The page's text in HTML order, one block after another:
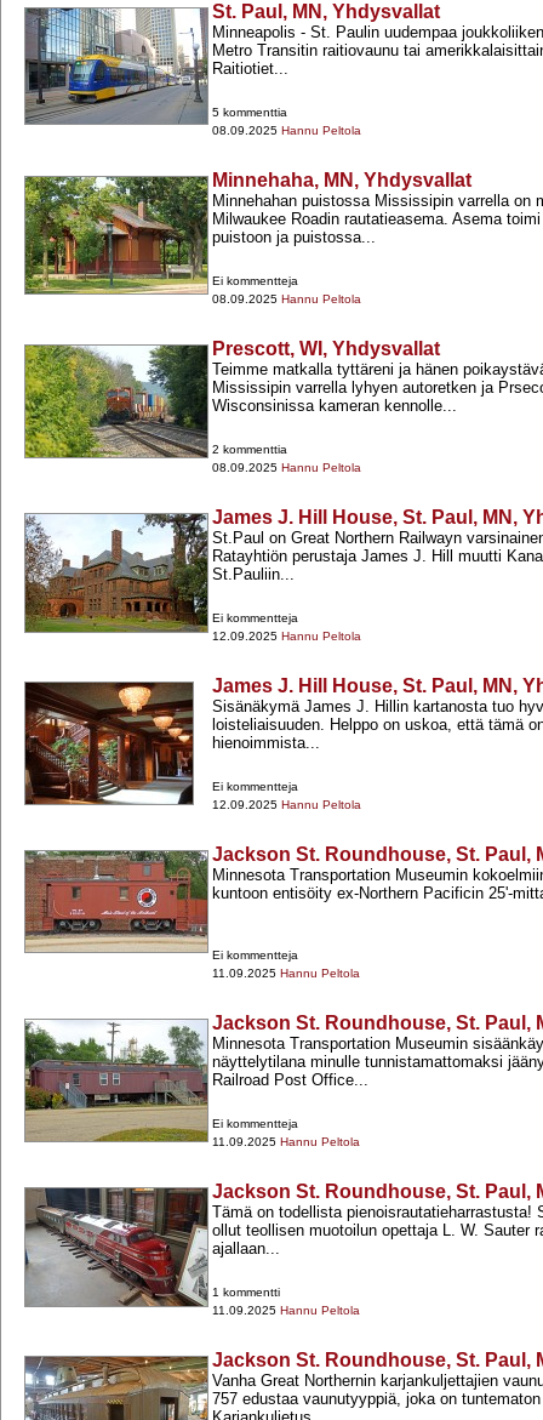
St. Paul, MN, Yhdysvallat
Minneapolis -​ St. Paulin uudempaa
Metro Transitin raitiovaunu tai
Raitiotiet...
5 kommenttia
08.09.2025 Hannu Peltola
Minnehaha, MN, Yhdysvallat
Minnehahan puistossa Mississipin varrella on
Milwaukee Roadin rautatieasema. Asema
puistoon ja puistossa...
Ei kommentteja
08.09.2025 Hannu Peltola
Prescott, WI, Yhdysvallat
Teimme matkalla tyttäreni ja hänen
Mississipin varrella lyhyen autoretken ja
Wisconsinissa kameran kennolle...
2 kommenttia
08.09.2025 Hannu Peltola
James J. Hill House, St. Paul, MN,
St.Paul on Great Northern Railwayn
Ratayhtiön perustaja James J. Hill muutti
St.Pauliin...
Ei kommentteja
12.09.2025 Hannu Peltola
James J. Hill House, St. Paul, MN,
Sisänäkymä James J. Hillin kartanosta tuo
loisteliaisuuden. Helppo on uskoa, että tämä
hienoimmista...
Ei kommentteja
12.09.2025 Hannu Peltola
Jackson St. Roundhouse, St. Paul,
Minnesota Transportation Museumin
kuntoon entisöity ex-​Northern Pacificin 25'-​
Ei kommentteja
11.09.2025 Hannu Peltola
Jackson St. Roundhouse, St. Paul,
Minnesota Transportation Museumin
näyttelytilana minulle tunnistamattomaksi
Railroad Post Office...
Ei kommentteja
11.09.2025 Hannu Peltola
Jackson St. Roundhouse, St. Paul,
Tämä on todellista pienoisrautatieharrastusta!
ollut teollisen muotoilun opettaja L. W. Sauter
ajallaan...
1 kommentti
11.09.2025 Hannu Peltola
Jackson St. Roundhouse, St. Paul,
Vanha Great Northernin karjankuljettajien
757 edustaa vaunutyyppiä, joka on